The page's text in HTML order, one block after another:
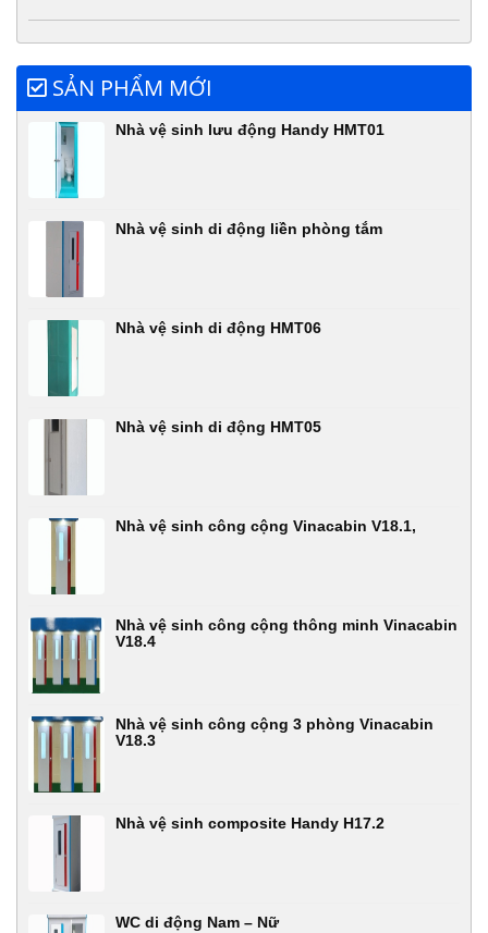
SẢN PHẨM MỚI
Nhà vệ sinh lưu động Handy HMT01
Nhà vệ sinh di động liền phòng tắm
Nhà vệ sinh di động HMT06
Nhà vệ sinh di động HMT05
Nhà vệ sinh công cộng Vinacabin V18.1,
Nhà vệ sinh công cộng thông minh Vinacabin
V18.4
Nhà vệ sinh công cộng 3 phòng Vinacabin
V18.3
Nhà vệ sinh composite Handy H17.2
WC di động Nam – Nữ